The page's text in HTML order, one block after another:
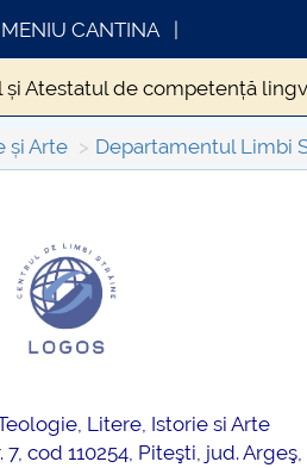
MENIU CANTINA
și Atestatul de competență
și Arte Departamentul Limbi
Litere, Istorie si Arte
cod 110254, Piteşti, jud.
INFORMATII ACTE STUDII